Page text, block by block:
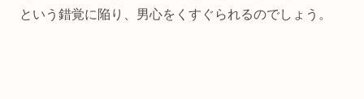
という錯覚に陥り、男心をくすぐられるのでしょう。